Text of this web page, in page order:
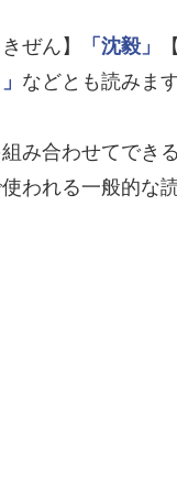
きぜん】 「沈毅」
などとも読みます
み合わせてできる
われる一般的な